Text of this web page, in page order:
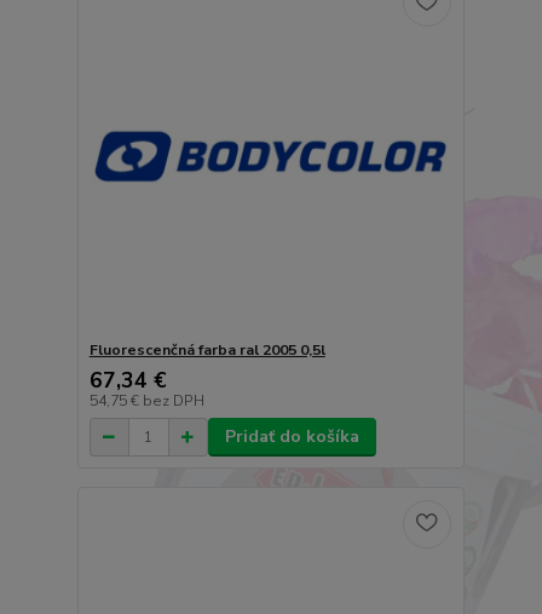
Fluorescenčná farba ral 2005 0,5l
67,34 €
54,75 € bez DPH
Pridať do košíka